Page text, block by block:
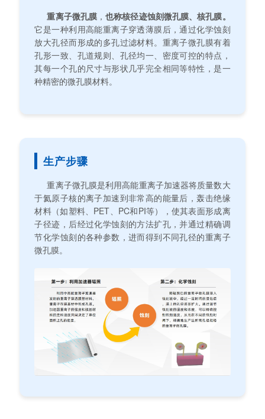
重离子微孔膜 ，也称核径迹蚀刻微孔膜、核孔膜。
它是一种利用高能重离子穿透薄膜后，通过化学蚀刻
放大孔径而形成的多孔过滤材料。重离子微孔膜有着
孔形一致、孔道规则、孔径均一、密度可控的特点，
其每一个孔的尺寸与形状几乎完全相同等特性，是一
种精密的微孔膜材料。
生产步骤
重离子微孔膜是利用高能重离子加速器将质量数大
于氦原子核的离子加速到非常高的能量后，轰击绝缘
材料（如塑料、PET、PC和PI等），使其表面形成离
子径迹，后经过化学蚀刻的方法扩孔，并通过精确调
节化学蚀刻的各种参数，进而得到不同孔径的重离子
微孔膜。